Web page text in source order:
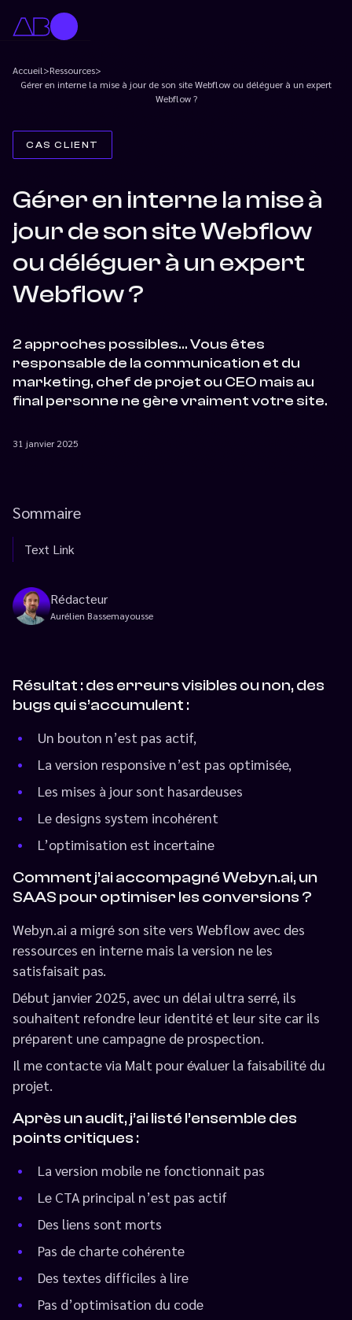
Accueil>Ressources>
Gérer en interne la mise à jour de son site Webflow ou déléguer à un expert
Webflow ?
CAS CLIENT
Gérer en interne la mise à
jour de son site Webflow
ou déléguer à un expert
Webflow ?
2 approches possibles… Vous êtes
responsable de la communication et du
marketing, chef de projet ou CEO mais au
final personne ne gère vraiment votre site.
31 janvier 2025
Sommaire
Text Link
Rédacteur
Aurélien Bassemayousse
Résultat : des erreurs visibles ou non, des
bugs qui s’accumulent :
Un bouton n’est pas actif,
La version responsive n’est pas optimisée,
Les mises à jour sont hasardeuses
Le designs system incohérent
L’optimisation est incertaine
Comment j’ai accompagné Webyn.ai, un
SAAS pour optimiser les conversions ?
Webyn.ai a migré son site vers Webflow avec des
ressources en interne mais la version ne les
satisfaisait pas.
Début janvier 2025, avec un délai ultra serré, ils
souhaitent refondre leur identité et leur site car ils
préparent une campagne de prospection.
Il me contacte via Malt pour évaluer la faisabilité du
projet.
Après un audit, j’ai listé l’ensemble des
points critiques :
La version mobile ne fonctionnait pas
Le CTA principal n’est pas actif
Des liens sont morts
Pas de charte cohérente
Des textes difficiles à lire
Pas d’optimisation du code